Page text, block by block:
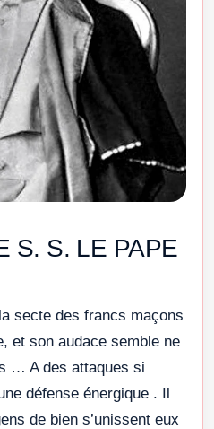
S. S. LE PAPE
secte des francs maçons
et son audace semble ne
… A des attaques si
défense énergique . Il
de bien s’unissent eux